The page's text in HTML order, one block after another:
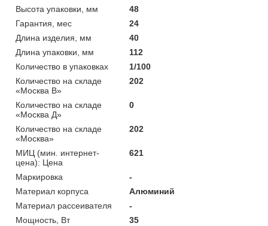
Высота упаковки, мм
48
Гарантия, мес
24
Длина изделия, мм
40
Длина упаковки, мм
112
Количество в упаковках
1/100
Количество на складе
«Москва В»
202
Количество на складе
«Москва Д»
0
Количество на складе
«Москва»
202
МИЦ (мин. интернет-
цена): Цена
621
Маркировка
-
Материал корпуса
Алюминий
Материал рассеивателя
-
Мощность, Вт
35